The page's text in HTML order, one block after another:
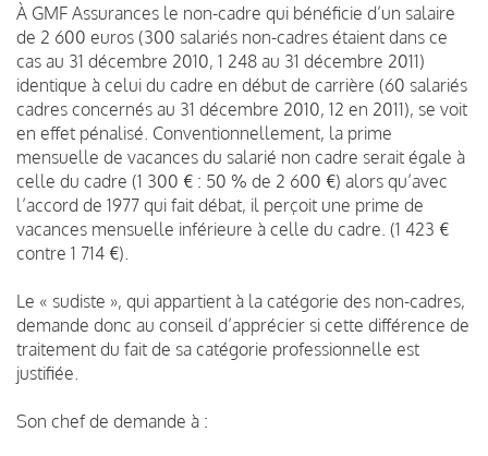
À GMF Assurances le non-cadre qui bénéficie d’un salaire
de 2 600 euros (300 salariés non-cadres étaient dans ce
cas au 31 décembre 2010, 1 248 au 31 décembre 2011)
identique à celui du cadre en début de carrière (60 salariés
cadres concernés au 31 décembre 2010, 12 en 2011), se voit
en effet pénalisé. Conventionnellement, la prime
mensuelle de vacances du salarié non cadre serait égale à
celle du cadre (1 300 € : 50 % de 2 600 €) alors qu’avec
l’accord de 1977 qui fait débat, il perçoit une prime de
vacances mensuelle inférieure à celle du cadre. (1 423 €
contre 1 714 €).
Le « sudiste », qui appartient à la catégorie des non-cadres,
demande donc au conseil d’apprécier si cette différence de
traitement du fait de sa catégorie professionnelle est
justifiée.
Son chef de demande à :